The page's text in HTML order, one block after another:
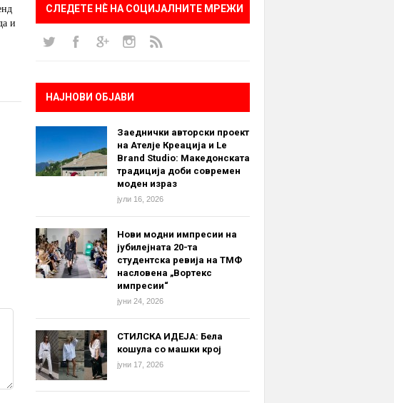
и
СЛЕДЕТЕ НÈ НА СОЦИЈАЛНИТЕ МРЕЖИ
НАЈНОВИ ОБЈАВИ
Заеднички авторски проект
на Ателје Креација и Le
Brand Studio: Македонската
традиција доби современ
моден израз
јули 16, 2026
Нови модни импресии на
јубилејната 20-та
студентска ревија на ТМФ
насловена „Вортекс
импресии“
јуни 24, 2026
СТИЛСКА ИДЕЈА: Бела
кошула со машки крој
јуни 17, 2026